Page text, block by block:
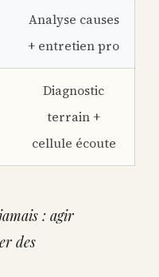
Analyse causes
+ entretien pro
Diagnostic
terrain +
cellule écoute
: agir
des